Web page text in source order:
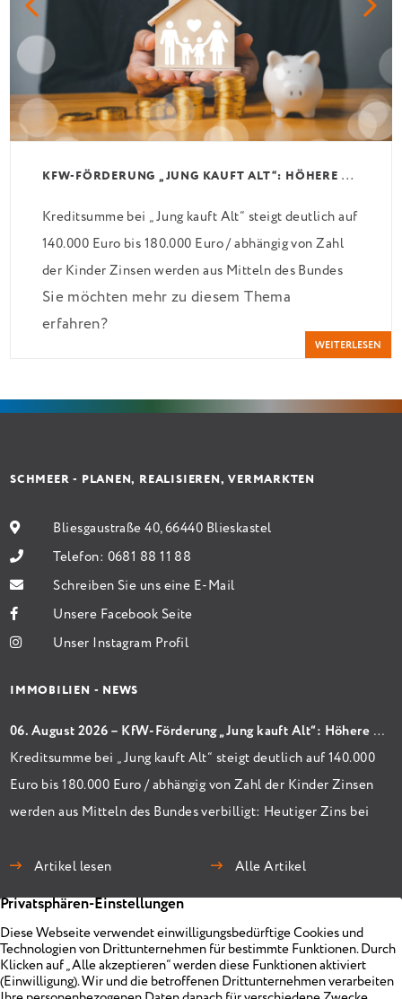
K
FW-FÖRDERUNG „JUNG KAUFT ALT“: HÖHERE KREDITE AB AUGUST 2026
Kreditsumme bei „Jung kauft Alt“ steigt deutlich auf
140.000 Euro bis 180.000 Euro / abhängig von Zahl
der Kinder Zinsen werden aus Mitteln des Bundes
verbilligt: Heutiger Zins bei 0,53 Prozent effektiv
bei 35 Jahren Laufzeit und 10 Jahren Zinsbindung
Antragstellende verpflichten sich zu energetischer
Sanierung in Einzelmaßnahmen […]
Sie möchten mehr zu diesem Thema
erfahren?
WEITERLESEN
SCHMEER - PLANEN, REALISIEREN, VERMARKTEN
Bliesgaustraße 40, 66440 Blieskastel
Telefon: 0681 88 11 88
Schreiben Sie uns eine E-Mail
Unsere Facebook Seite
Unser Instagram Profil
IMMOBILIEN - NEWS
06. August 2026 – KfW-Förderung „Jung kauft Alt“: Höhere Kredite ab August 2026
Kreditsumme bei „Jung kauft Alt“ steigt deutlich auf 140.000
Euro bis 180.000 Euro / abhängig von Zahl der Kinder Zinsen
werden aus Mitteln des Bundes verbilligt: Heutiger Zins bei
Zinsbindung Antragstellende verpflichten sich zu
energetischer Sanierung binnen 54 Monaten nach
Artikel lesen Alle Artikel
Immobilien Unternehmen